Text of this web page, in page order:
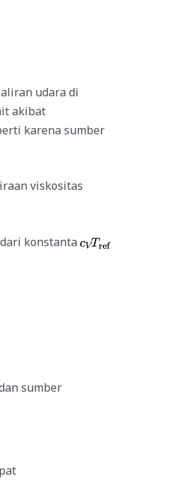
udara di
akibat
karena sumber
viskositas
konstanta
sumber